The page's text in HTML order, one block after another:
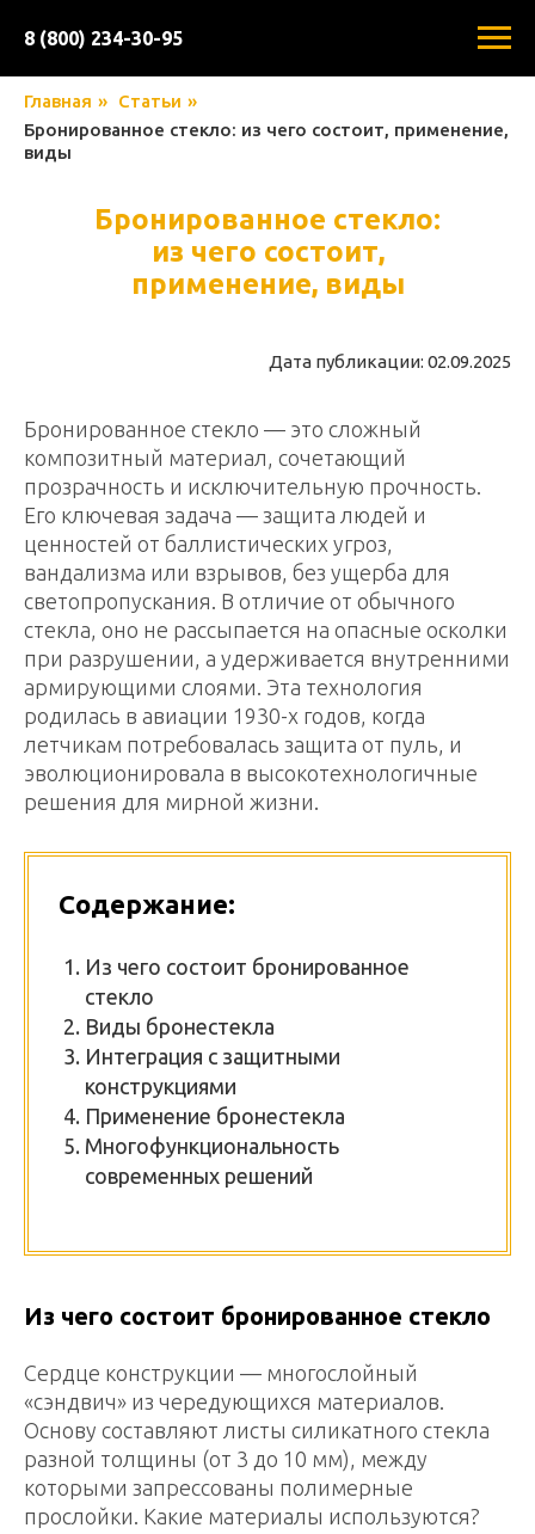
8 (800) 234-30-95
Главная » Статьи »
Бронированное стекло: из чего состоит, применение,
виды
Бронированное стекло:
из чего состоит,
применение, виды
Дата публикации: 02.09.2025
Бронированное стекло — это сложный
композитный материал, сочетающий
прозрачность и исключительную прочность.
Его ключевая задача — защита людей и
ценностей от баллистических угроз,
вандализма или взрывов, без ущерба для
светопропускания. В отличие от обычного
стекла, оно не рассыпается на опасные осколки
при разрушении, а удерживается внутренними
армирующими слоями. Эта технология
родилась в авиации 1930-х годов, когда
летчикам потребовалась защита от пуль, и
эволюционировала в высокотехнологичные
решения для мирной жизни.
Содержание:
Из чего состоит бронированное
стекло
Виды бронестекла
Интеграция с защитными
конструкциями
Применение бронестекла
Многофункциональность
современных решений
Из чего состоит бронированное стекло
Сердце конструкции — многослойный
«сэндвич» из чередующихся материалов.
Основу составляют листы силикатного стекла
разной толщины (от 3 до 10 мм), между
которыми запрессованы полимерные
прослойки. Какие материалы используются?